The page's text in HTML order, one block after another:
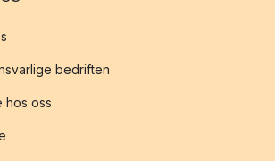
bedriften
hos oss